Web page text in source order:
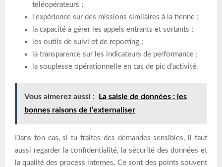
téléopérateurs ;
l’expérience sur des missions similaires à la tienne ;
la capacité à gérer les appels entrants et sortants ;
les outils de suivi et de reporting ;
la transparence sur les indicateurs de performance ;
la souplesse opérationnelle en cas de pic d’activité.
Vous aimerez aussi :
La saisie de données : les
bonnes raisons de l’externaliser
Dans ton cas, si tu traites des demandes sensibles, il faut
aussi regarder la confidentialité, la sécurité des données et
la qualité des process internes. Ce sont des points souvent